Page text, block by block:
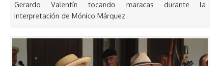
Gerardo Valentín tocando maracas durante la
interpretación de Mónico Márquez